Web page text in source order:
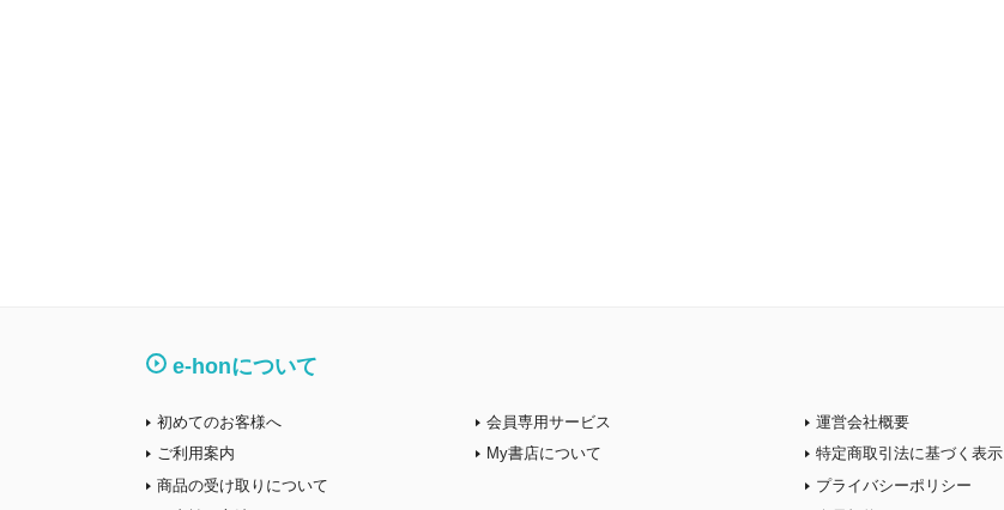
e-honについて
初めてのお客様へ
ご利用案内
商品の受け取りについて
会員専用サービス
My書店について
運営会社概要
特定商取引法に基づく表示
プライバシーポリシー